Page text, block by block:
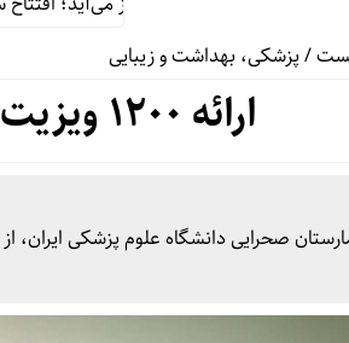
/پزشکی، بهداشت و زیبایی
ارائه ۱۲۰۰ ویزیت سرپایی در بیمارستان صحرایی
دانشگاه علوم پزشکی ایران، از ارائه ۱۲۰۰ ویزیت سرپایی به زائران مراسم وداع و تشییع رهبر شهید